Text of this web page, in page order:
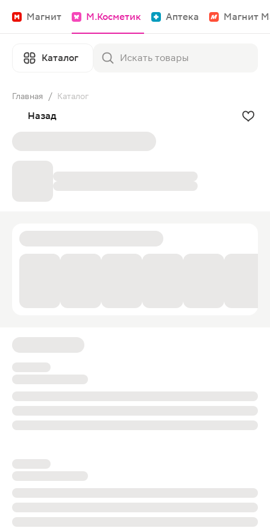
Магнит М.Косметик Аптека Магнит
Каталог
Главная / Каталог
Назад